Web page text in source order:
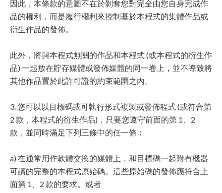
因此，本條款的意圖不在於剝奪您對完全由您自身完成作
品的權利，而是履行權利來控制基於本程式的集體作品或
衍生作品的發佈。
此外，將與本程式無關的作品和本程式 (或本程式的衍生作
品) 一起放在貯存媒體或發佈媒體的同一卷上，並不導致將
其他作品置於此許可證的約束範圍之內。
3. 您可以以目標碼或可執行形式複製或發佈程式 (或符合第
2 款，本程式的衍生作品)，只要您遵守前面的第 1、2
款，並同時滿足下列三條中的任一條︰
a) 在通常用作軟體交換的媒體上，和目標碼一起附有機器
可讀的完整的本程式原始碼。這些原始碼的發佈應符合上
面第 1、2 款的要求。或者